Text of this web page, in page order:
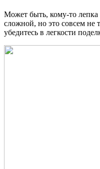
Может быть, кому-то лепка
сложной, но это совсем не
убедитесь в легкости